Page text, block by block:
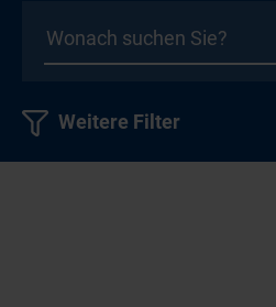
Weitere Filter